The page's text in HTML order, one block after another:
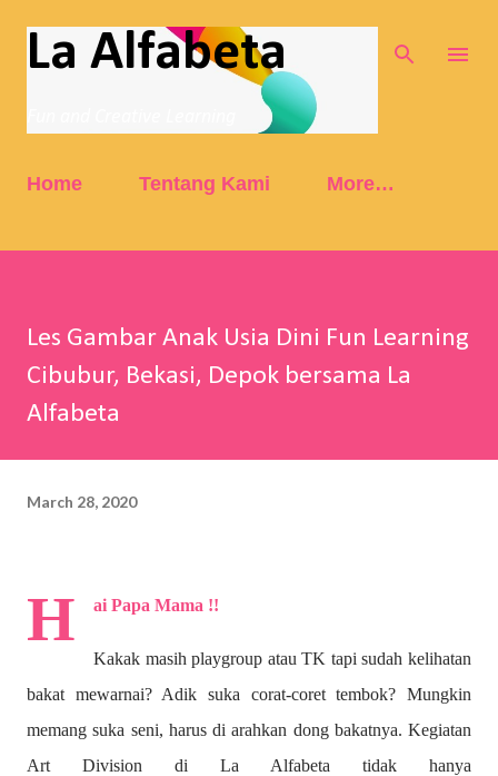
Skip to main content
La Alfabeta
Home Tentang Kami More…
Les Gambar Anak Usia Dini Fun Learning
Cibubur, Bekasi, Depok bersama La
Alfabeta
March 28, 2020
H ai Papa Mama !!
Kakak masih playgroup atau TK tapi sudah kelihatan
bakat mewarnai? Adik suka corat-coret tembok? Mungkin
memang suka seni, harus di arahkan dong bakatnya. Kegiatan
Art Division di La Alfabeta tidak hanya